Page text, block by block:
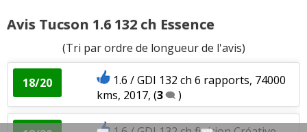
Equipement:2aiment
Poids:2aiment2n'aiment pas
Fiabilité:1aime1
Avis Tucson 1.6 132 ch Essence
(Tri par ordre de longueur de l'avis)
18/20
1.6 / GDI 132 ch 6 rapports, 74000
kms, 2017, (3 )